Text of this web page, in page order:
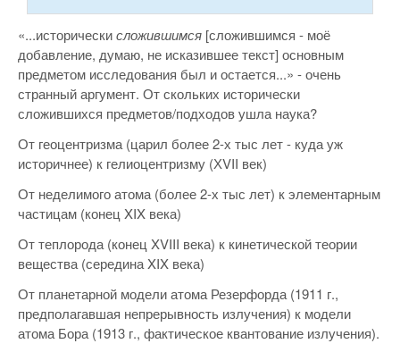
«...историческисложившимся [сложившимся - моё
добавление, думаю, не исказившее текст] основным
предметом исследования был и остается...» - очень
странный аргумент. От скольких исторически
сложившихся предметов/подходов ушла наука?
От геоцентризма (царил более 2-х тыс лет - куда уж
историчнее) к гелиоцентризму (ХVII век)
От неделимого атома (более 2-х тыс лет) к элементарным
частицам (конец XIX века)
От теплорода (конец XVIII века) к кинетической теории
вещества (середина XIX века)
От планетарной модели атома Резерфорда (1911 г.,
предполагавшая непрерывность излучения) к модели
атома Бора (1913 г., фактическое квантование излучения).